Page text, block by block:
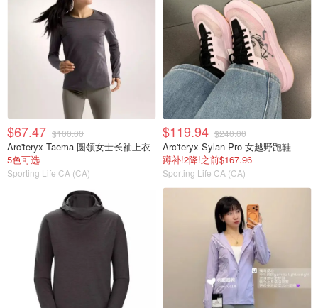
$67.47 $100.00
Arc'teryx Taema 圆领女士长袖上衣
5色可选
Sporting Life CA (CA)
$119.94 $240.00
Arc'teryx Sylan Pro 女越野跑鞋
蹲补!2降!之前$167.96
Sporting Life CA (CA)